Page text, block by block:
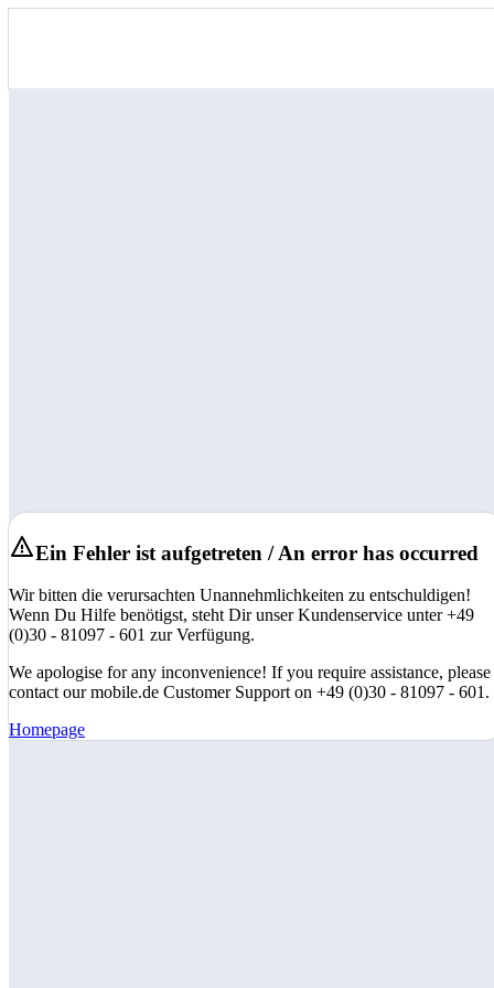
Ein Fehler ist aufgetreten / An error has occurred
Wir bitten die verursachten Unannehmlichkeiten zu entschuldigen!
Wenn Du Hilfe benötigst, steht Dir unser Kundenservice unter +49
(0)30 - 81097 - 601 zur Verfügung.
We apologise for any inconvenience! If you require assistance, please
contact our mobile.de Customer Support on +49 (0)30 - 81097 - 601.
Homepage